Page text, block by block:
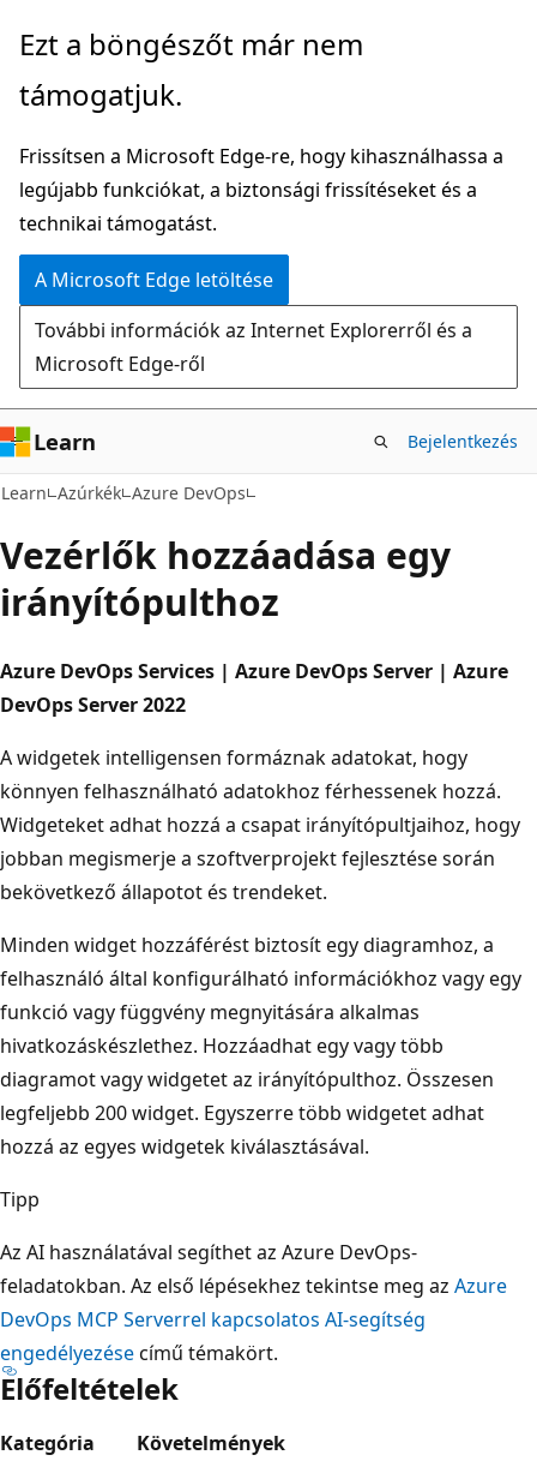
Ugrás
fő
Ezt a böngészőt már nem
támogatjuk.
Frissítsen a Microsoft Edge-re, hogy kihasználhassa a
legújabb funkciókat, a biztonsági frissítéseket és a
technikai támogatást.
A Microsoft Edge letöltése
További információk az Internet Explorerről és a
Microsoft Edge-ről
Learn Bejelentkezés
Learn Azúrkék Azure DevOps
Vezérlők hozzáadása egy
irányítópulthoz
Azure DevOps Services | Azure DevOps Server | Azure
DevOps Server 2022
A widgetek intelligensen formáznak adatokat, hogy
könnyen felhasználható adatokhoz férhessenek hozzá.
Widgeteket adhat hozzá a csapat irányítópultjaihoz, hogy
jobban megismerje a szoftverprojekt fejlesztése során
bekövetkező állapotot és trendeket.
Minden widget hozzáférést biztosít egy diagramhoz, a
felhasználó által konfigurálható információkhoz vagy egy
funkció vagy függvény megnyitására alkalmas
hivatkozáskészlethez. Hozzáadhat egy vagy több
diagramot vagy widgetet az irányítópulthoz. Összesen
legfeljebb 200 widget. Egyszerre több widgetet adhat
hozzá az egyes widgetek kiválasztásával.
Tipp
Az AI használatával segíthet az Azure DevOps-
feladatokban. Az első lépésekhez tekintse meg az Azure
DevOps MCP Serverrel kapcsolatos AI-segítség
engedélyezésecímű témakört.
Előfeltételek
Kategória
Követelmények